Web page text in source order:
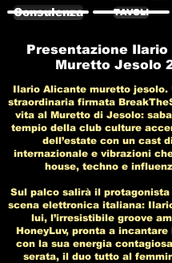
Consulenza TAVOLI
Presentazione
Muretto Jesolo
Ilario Alicante muretto jesolo.
straordinaria firmata
vita al Muretto di Jesolo:
tempio della club culture
dell’estate con un cast
internazionale e vibrazioni
house, techno e
Sul palco salirà il
scena elettronica italiana:
lui, l’irresistibile groove
HoneyLuv, pronta a
con la sua energia
serata, il duo tutto al